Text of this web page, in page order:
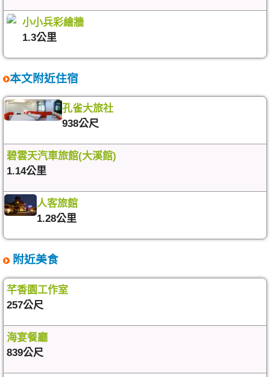
小小兵彩繪牆
1.3公里
本文附近住宿
孔雀大旅社
938公尺
碧雲天汽車旅館(大溪館)
1.14公里
人客旅館
1.28公里
附近美食
芊香園工作室
257公尺
海宴餐廳
839公尺